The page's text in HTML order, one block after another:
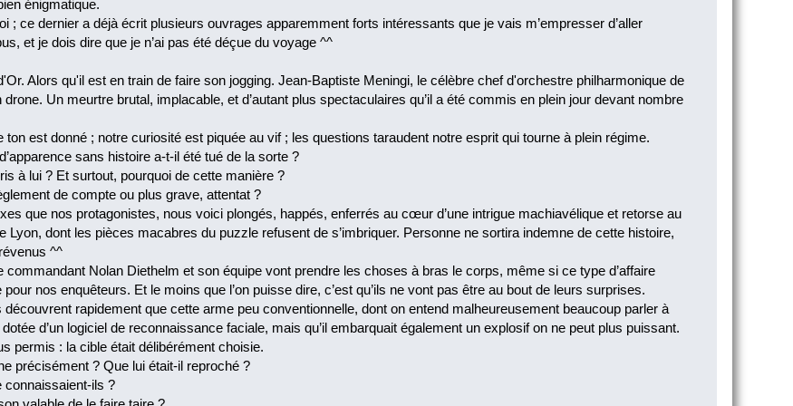
énigmatique.
; ce dernier a déjà écrit plusieurs ouvrages apparemment forts intéressants que je vais m’empresser d’aller
et je dois dire que je n’ai pas été déçue du voyage ^^
Alors qu'il est en train de faire son jogging. Jean-Baptiste Meningi, le célèbre chef d'orchestre philharmonique de
drone. Un meurtre brutal, implacable, et d’autant plus spectaculaires qu’il a été commis en plein jour devant nombre
ton est donné ; notre curiosité est piquée au vif ; les questions taraudent notre esprit qui tourne à plein régime.
sans histoire a-t-il été tué de la sorte ?
à lui ? Et surtout, pourquoi de cette manière ?
de compte ou plus grave, attentat ?
que nos protagonistes, nous voici plongés, happés, enferrés au cœur d’une intrigue machiavélique et retorse au
Lyon, dont les pièces macabres du puzzle refusent de s’imbriquer. Personne ne sortira indemne de cette histoire,
^^
commandant Nolan Diethelm et son équipe vont prendre les choses à bras le corps, même si ce type d’affaire
nos enquêteurs. Et le moins que l’on puisse dire, c’est qu’ils ne vont pas être au bout de leurs surprises.
rapidement que cette arme peu conventionnelle, dont on entend malheureusement beaucoup parler à
d’un logiciel de reconnaissance faciale, mais qu’il embarquait également un explosif on ne peut plus puissant.
permis : la cible était délibérément choisie.
précisément ? Que lui était-il reproché ?
connaissaient-ils ?